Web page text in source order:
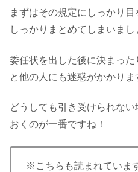
まずはその規定にしっかり
しっかりまとめてしまいまし
委任状を出した後に決まっ
と他の人にも迷惑がかかりま
どうしても引き受けられな
おくのが一番ですね！
※こちらも読まれていま